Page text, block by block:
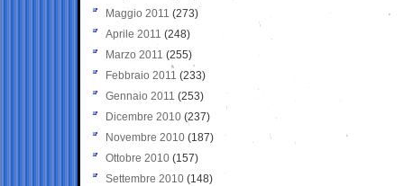
Maggio 2011 (273)
Aprile 2011 (248)
Marzo 2011 (255)
Febbraio 2011 (233)
Gennaio 2011 (253)
Dicembre 2010 (237)
Novembre 2010 (187)
Ottobre 2010 (157)
Settembre 2010 (148)